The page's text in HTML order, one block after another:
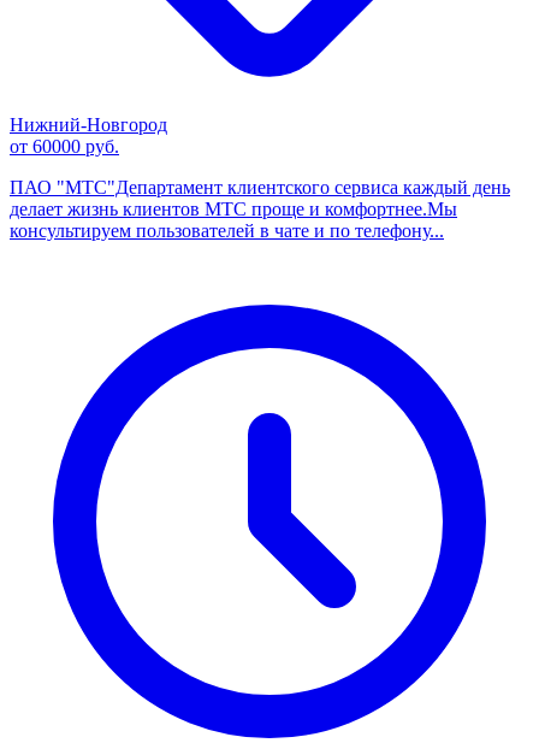
Нижний-Новгород
от 60000 руб.
ПАО "МТС"Департамент клиентского сервиса каждый день
делает жизнь клиентов МТС проще и комфортнее.Мы
консультируем пользователей в чате и по телефону...